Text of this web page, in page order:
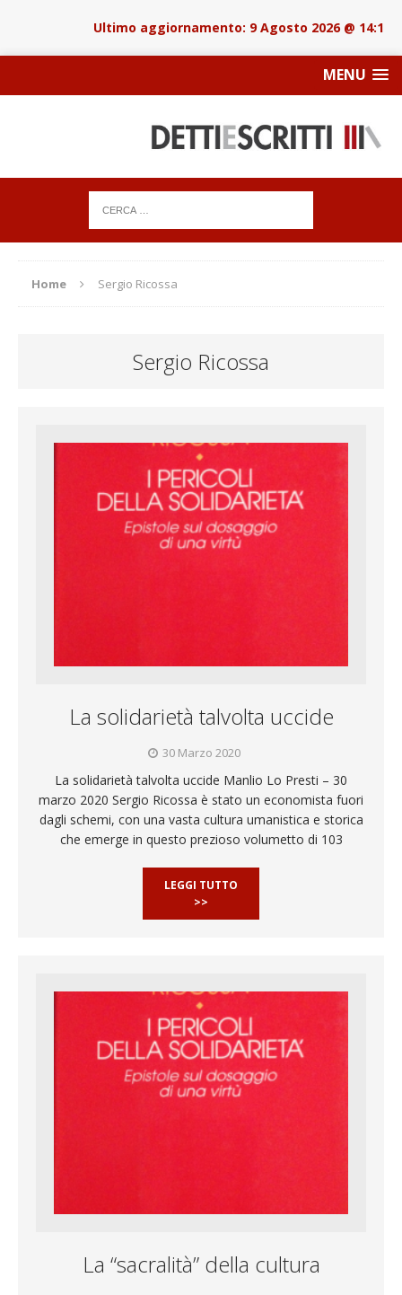
9 Agosto 2026 @ 14:18
MENU
Home Sergio Ricossa
Sergio Ricossa
La solidarietà talvolta uccide
30 Marzo 2020
La solidarietà talvolta uccide Manlio Lo Presti – 30
marzo 2020 Sergio Ricossa è stato un economista fuori
dagli schemi, con una vasta cultura umanistica e storica
che emerge in questo prezioso volumetto di 103
LEGGI TUTTO
>>
La “sacralità” della cultura